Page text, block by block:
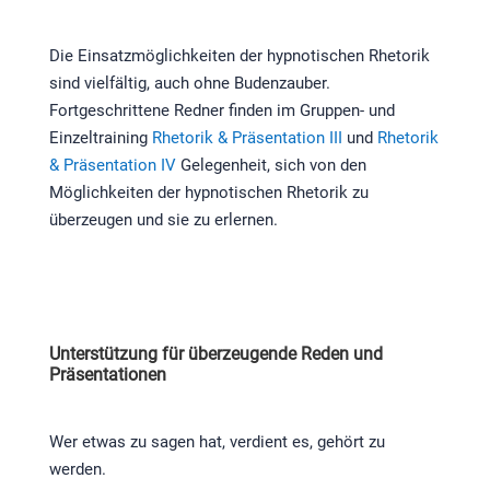
Die Einsatzmöglichkeiten der hypnotischen Rhetorik
sind vielfältig, auch ohne Budenzauber.
Fortgeschrittene Redner finden im Gruppen- und
Einzeltraining Rhetorik & Präsentation III und Rhetorik
& Präsentation IVGelegenheit, sich von den
Möglichkeiten der hypnotischen Rhetorik zu
überzeugen und sie zu erlernen.
Unterstützung für überzeugende Reden und
Präsentationen
Wer etwas zu sagen hat, verdient es, gehört zu
werden.